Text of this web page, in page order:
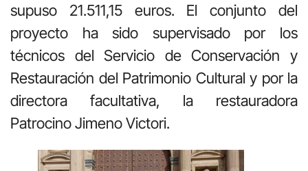
supuso 21.511,15 euros. El conjunto del
proyecto ha sido supervisado por los
técnicos del Servicio de Conservación y
Restauración del Patrimonio Cultural y por la
directora facultativa, la restauradora
Patrocino Jimeno Victori.